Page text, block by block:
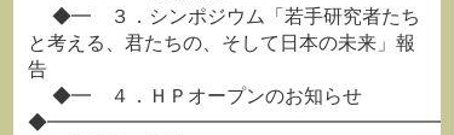
◆━ ３．シンポジウム「若手研究者たち
と考える、君たちの、そして日本の未来」報
告
◆━ ４．ＨＰオープンのお知らせ